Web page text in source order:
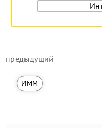
предыдущий
ИММ